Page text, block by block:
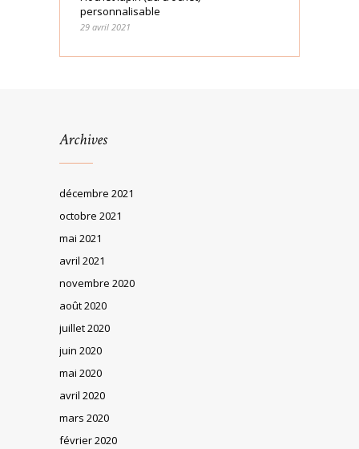
personnalisable
29 avril 2021
Archives
décembre 2021
octobre 2021
mai 2021
avril 2021
novembre 2020
août 2020
juillet 2020
juin 2020
mai 2020
avril 2020
mars 2020
février 2020